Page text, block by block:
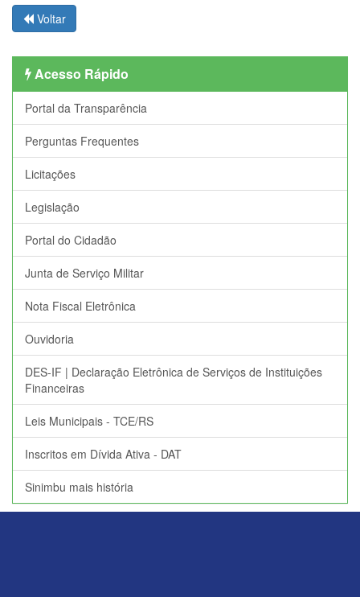
Voltar
Acesso Rápido
Portal da Transparência
Perguntas Frequentes
Licitações
Legislação
Portal do Cidadão
Junta de Serviço Militar
Nota Fiscal Eletrônica
Ouvidoria
DES-IF | Declaração Eletrônica de Serviços de Instituições
Financeiras
Leis Municipais - TCE/RS
Inscritos em Dívida Ativa - DAT
Sinimbu mais história